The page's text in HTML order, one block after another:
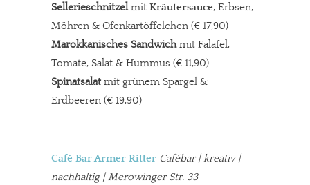
Sellerieschnitzelmit Kräutersauce, Erbsen,
Möhren & Ofenkartöffelchen (€ 17,90)
Marokkanisches Sandwichmit Falafel,
Tomate, Salat & Hummus (€ 11,90)
Spinatsalat mit grünem Spargel &
Erdbeeren (€ 19,90)
Café Bar Armer Ritter Cafébar| kreativ |
nachhaltig | Merowinger Str. 33